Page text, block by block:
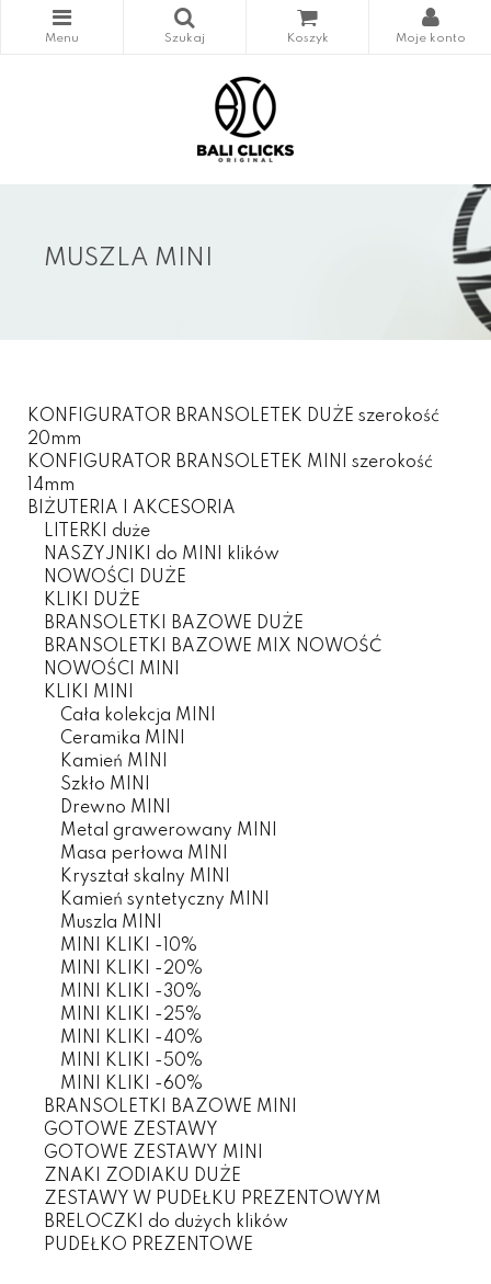
MUSZLA MINI
KONFIGURATOR BRANSOLETEK DUŻE szerokość
20mm
KONFIGURATOR BRANSOLETEK MINI szerokość
14mm
BIŻUTERIA I AKCESORIA
LITERKI duże
NASZYJNIKI do MINI klików
NOWOŚCI DUŻE
KLIKI DUŻE
BRANSOLETKI BAZOWE DUŻE
BRANSOLETKI BAZOWE MIX NOWOŚĆ
NOWOŚCI MINI
KLIKI MINI
Cała kolekcja MINI
Ceramika MINI
Kamień MINI
Szkło MINI
Drewno MINI
Metal grawerowany MINI
Masa perłowa MINI
Kryształ skalny MINI
Kamień syntetyczny MINI
Muszla MINI
MINI KLIKI -10%
MINI KLIKI -20%
MINI KLIKI -30%
MINI KLIKI -25%
MINI KLIKI -40%
MINI KLIKI -50%
MINI KLIKI -60%
BRANSOLETKI BAZOWE MINI
GOTOWE ZESTAWY
GOTOWE ZESTAWY MINI
ZNAKI ZODIAKU DUŻE
ZESTAWY W PUDEŁKU PREZENTOWYM
BRELOCZKI do dużych klików
PUDEŁKO PREZENTOWE